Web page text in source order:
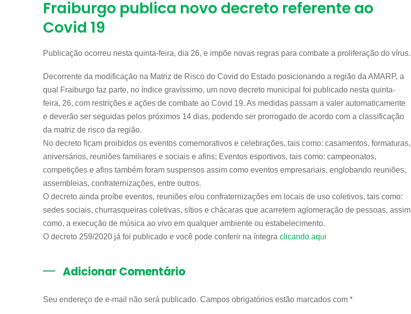
Fraiburgo publica novo decreto referente ao
Covid 19
Publicação ocorreu nesta quinta-feira, dia 26, e impõe novas regras para combate a proliferação do vírus.
Decorrente da modificação na Matriz de Risco do Covid do Estado posicionando a região da AMARP, a
qual Fraiburgo faz parte, no índice gravíssimo, um novo decreto municipal foi publicado nesta quinta-
feira, 26, com restrições e ações de combate ao Covid 19. As medidas passam a valer automaticamente
e deverão ser seguidas pelos próximos 14 dias, podendo ser prorrogado de acordo com a classificação
da matriz de risco da região.
No decreto ficam proibidos os eventos comemorativos e celebrações, tais como: casamentos, formaturas,
aniversários, reuniões familiares e sociais e afins; Eventos esportivos, tais como: campeonatos,
competições e afins também foram suspensos assim como eventos empresariais, englobando reuniões,
assembleias, confraternizações, entre outros.
O decreto ainda proíbe eventos, reuniões e/ou confraternizações em locais de uso coletivos, tais como:
sedes sociais, churrasqueiras coletivas, sítios e chácaras que acarretem aglomeração de pessoas, assim
como, a execução de música ao vivo em qualquer ambiente ou estabelecimento.
O decreto 259/2020 já foi publicado e você pode conferir na íntegra clicando aqui
Adicionar Comentário
Seu endereço de e-mail não será publicado. Campos obrigatórios estão marcados com *